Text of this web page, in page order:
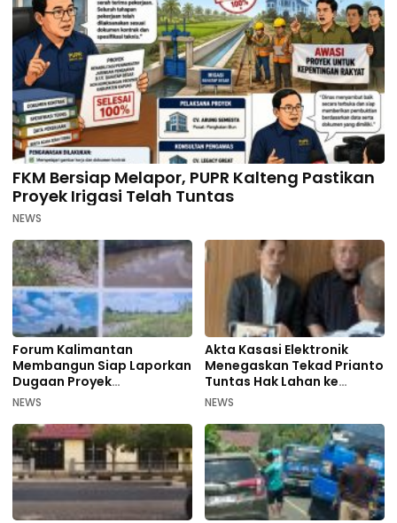
FKM Bersiap Melapor, PUPR Kalteng Pastikan
Proyek Irigasi Telah Tuntas
NEWS
Forum Kalimantan
Membangun Siap Laporkan
Dugaan Proyek
Bermasalah PUPR Kalteng
NEWS
Akta Kasasi Elektronik
Menegaskan Tekad Prianto
Tuntas Hak Lahan ke
Mahkamah Agung
NEWS